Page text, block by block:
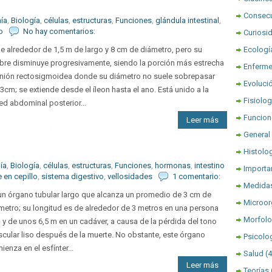
Biología células estructuras Funciones glándula intestinal
No hay comentarios:
alrededor de 1,5 m de largo y 8 cm de diámetro, pero su
disminuye progresivamente, siendo la porción más estrecha
rectosigmoidea donde su diámetro no suele sobrepasar
se extiende desde el íleon hasta el ano. Está unido a la
abdominal posterior...
Leer más
Biología células estructuras Funciones hormonas intestino
en cepillo sistema digestivo vellosidades
1 comentario:
órgano tubular largo que alcanza un promedio de 3 cm de
su longitud es de alrededor de 3 metros en una persona
y de unos 6,5 m en un cadáver, a causa de la pérdida del tono
liso después de la muerte. No obstante, este órgano
en el esfínter...
Leer más
General
Salud